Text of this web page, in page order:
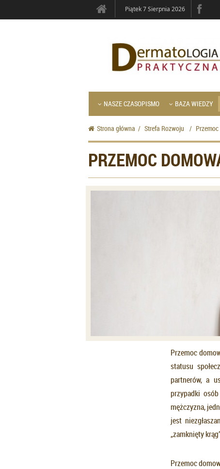
Piątek 7 Sierpnia 2026
NASZE CZASOPISMO BAZA WIEDZY
Strona główna / Strefa Rozwoju /
PRZEMOC
Przemoc
statusu
partnerów, a
przypadki
mężczyzna,
jest
„zamknięty
Przemoc